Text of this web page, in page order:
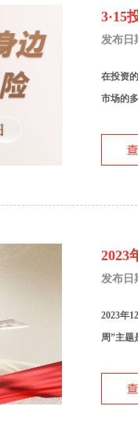
3·15
发布日
在投资
市场的
2023
发布日
2023年
周”主题